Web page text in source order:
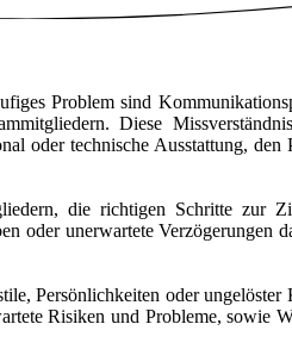
Problem sind
Diese
oder technische Ausstattung, den
die richtigen Schritte zur
oder unerwartete Verzögerungen
Persönlichkeiten oder
Risiken und Probleme, sowie